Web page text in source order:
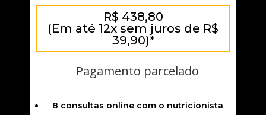
R$ 438,80
(Em até 12x sem juros de R$
39,90)*
Pagamento parcelado
8 consultas online com o nutricionista